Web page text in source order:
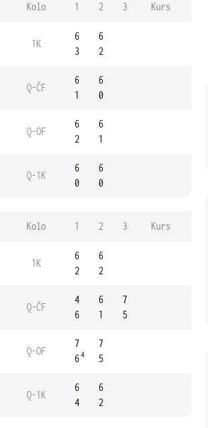
Kolo 1 2 3 Kurs
1K
6
3
6
2
Q-ČF
6
1
6
0
Q-OF
6
2
6
1
Q-1K
6
0
6
0
Kolo 1 2 3 Kurs
1K
6
2
6
2
Q-ČF
4
6
6
1
7
5
Q-OF
7
64
7
5
Q-1K
6
4
6
2